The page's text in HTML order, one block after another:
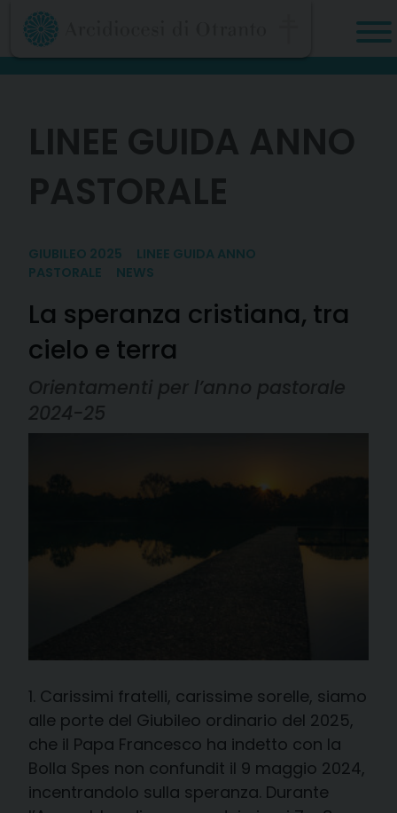
Skip
content
LINEE GUIDA ANNO
PASTORALE
GIUBILEO 2025
LINEE GUIDA ANNO
PASTORALE
NEWS
La speranza cristiana, tra
cielo e terra
Orientamenti per l’anno pastorale
2024-25
1. Carissimi fratelli, carissime sorelle, siamo
alle porte del Giubileo ordinario del 2025,
che il Papa Francesco ha indetto con la
Bolla Spes non confundit il 9 maggio 2024,
incentrandolo sulla speranza. Durante